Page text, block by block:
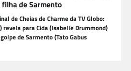
filha de Sarmento
de Cheias de Charme da TV Globo:
revela para Cida (Isabelle Drummond)
de Sarmento (Tato Gabus